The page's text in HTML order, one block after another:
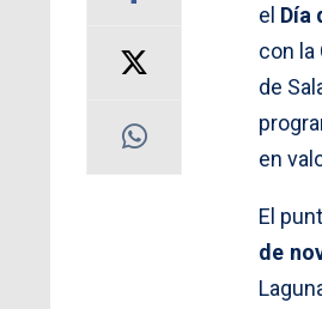
el Día
con la
de
en
El
de